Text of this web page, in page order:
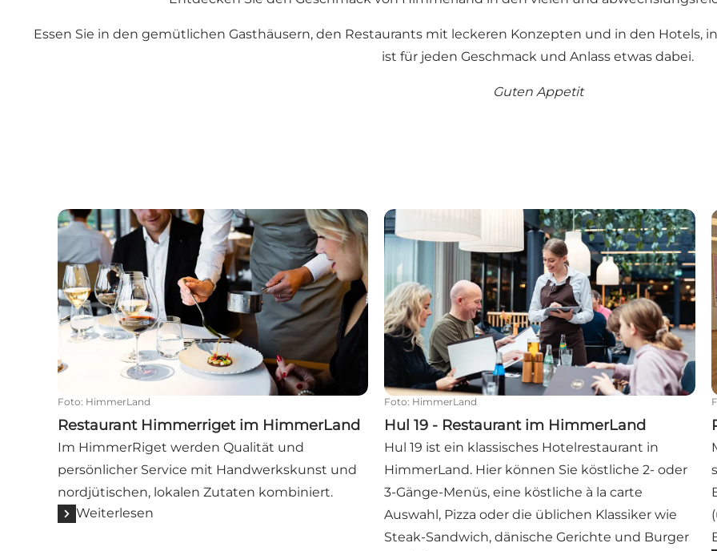
Essen Sie in den gemütlichen Gasthäusern, den Restaurants mit leckeren Konzepten und in den Hotels,
ist für jeden Geschmack und Anlass etwas dabei.
Guten Appetit
Restaurant Himmerriget im HimmerLand
Foto: HimmerLand
Restaurant Himmerriget im HimmerLand
Im HimmerRiget werden Qualität und
persönlicher Service mit Handwerkskunst und
nordjütischen, lokalen Zutaten kombiniert.
Weiterlesen
Hul 19 - Restaurant im HimmerLand
Foto: HimmerLand
Hul 19 - Restaurant im HimmerLand
Hul 19 ist ein klassisches Hotelrestaurant in
HimmerLand. Hier können Sie köstliche 2- oder
3-Gänge-Menüs, eine köstliche à la carte
Auswahl, Pizza oder die üblichen Klassiker wie
Steak-Sandwich, dänische Gerichte und Burger